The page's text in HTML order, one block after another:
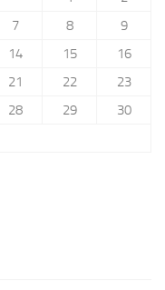
7 8
9
14 15
16
21 22
23
28 29
30